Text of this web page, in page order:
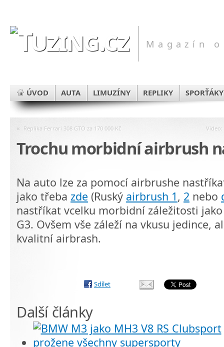
Magazín
ÚVOD AUTA LIMUZÍNY REPLIKY SPORŤÁKY
« Replika Ferrari 308 GTO za 170 000 Kč Video:
Trochu morbidní airbrush
Na auto lze za pomocí airbrushe
jako třeba zde (Ruský airbrush 1, 2 nebo
nastříkat vcelku morbidní záležitosti
G3. Ovšem vše záleží na vkusu jedince,
kvalitní airbrash.
Sdílet
Další články